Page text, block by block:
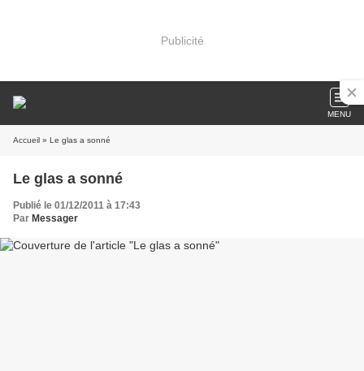
Publicité
MENU
Accueil » Le glas a sonné
Le glas a sonné
Publié le 01/12/2011 à 17:43
Par Messager